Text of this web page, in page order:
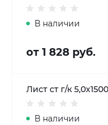
В наличии
от 1 828 руб.
Лист ст г/к
В наличии